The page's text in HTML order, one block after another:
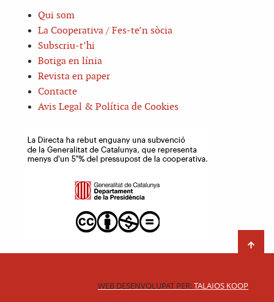
Qui som
La Cooperativa / Fes-te’n sòcia
Subscriu-t’hi
Botiga en línia
Revista en paper
Contacte
Avis Legal & Política de Cookies
WEB DESENVOLUPAT PER:TALAIOS KOOP